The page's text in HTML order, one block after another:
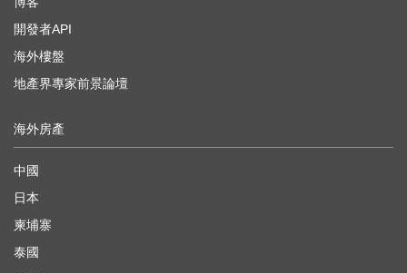
開發者API
海外樓盤
地產界專家前景論壇
海外房產
中國
日本
柬埔寨
泰國